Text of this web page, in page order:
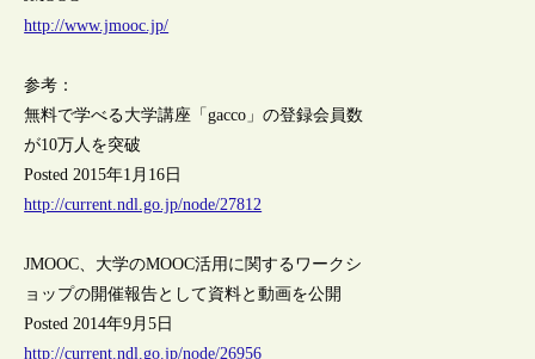
http://www.jmooc.jp/
参考：
無料で学べる大学講座「gacco」の登録会員数
が10万人を突破
Posted 2015年1月16日
http://current.ndl.go.jp/node/27812
JMOOC、大学のMOOC活用に関するワークシ
ョップの開催報告として資料と動画を公開
Posted 2014年9月5日
http://current.ndl.go.jp/node/26956